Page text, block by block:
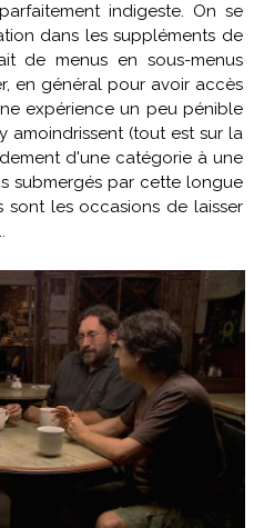
indigeste. On se
dans les suppléments de
de menus en sous-menus
en général pour avoir accès
expérience un peu pénible
amoindrissent (tout est sur la
d'une catégorie à une
submergés par cette longue
sont les occasions de laisser